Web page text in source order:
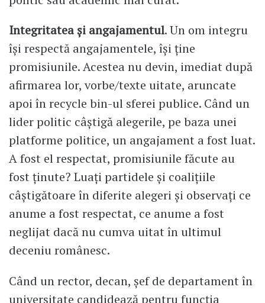
Integritatea și angajamentul. Un om integru
își respectă angajamentele, își ține
promisiunile. Acestea nu devin, imediat după
afirmarea lor, vorbe/texte uitate, aruncate
apoi în recycle bin-ul sferei publice. Când un
lider politic câștigă alegerile, pe baza unei
platforme politice, un angajament a fost luat.
A fost el respectat, promisiunile făcute au
fost ținute? Luați partidele și coalițiile
câștigătoare în diferite alegeri și observați ce
anume a fost respectat, ce anume a fost
neglijat dacă nu cumva uitat în ultimul
deceniu românesc.
Când un rector, decan, șef de departament în
universitate candidează pentru funcția